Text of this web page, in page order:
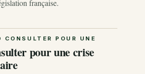
française.
pour une crise